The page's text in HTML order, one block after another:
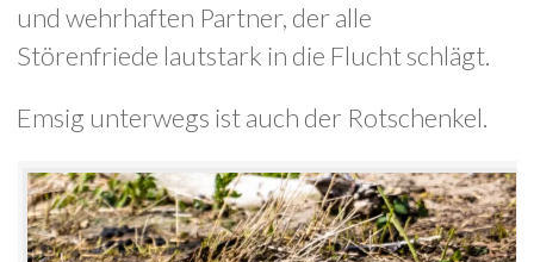
und wehrhaften Partner, der alle
Störenfriede lautstark in die Flucht schlägt.
Emsig unterwegs ist auch der Rotschenkel.